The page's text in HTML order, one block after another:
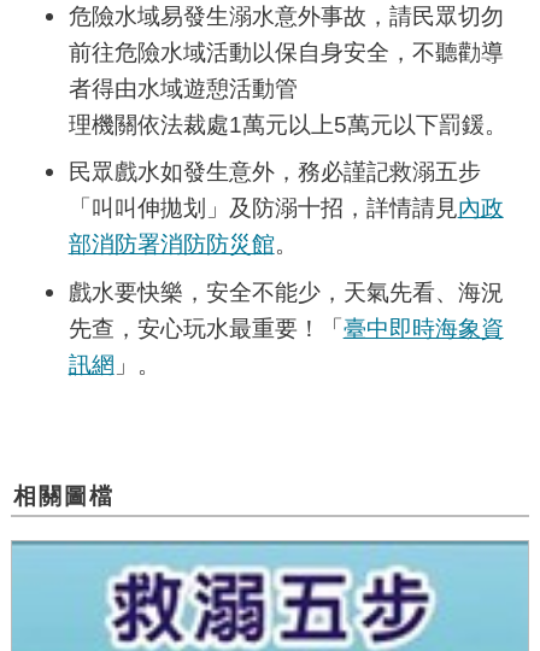
危險水域易發生溺水意外事故，請民眾切勿
前往危險水域活動以保自身安全，不聽勸導
者得由水域遊憩活動管
理機關依法裁處1萬元以上5萬元以下罰鍰。
民眾戲水如發生意外，務必謹記救溺五步
「叫叫伸拋划」及防溺十招，詳情請見內政
部消防署消防防災館。
戲水要快樂，安全不能少，天氣先看、海況
先查，安心玩水最重要！「臺中即時海象資
訊網 」 。
相關圖檔